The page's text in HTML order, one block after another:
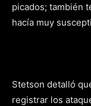
picados; también
hacía muy
Stetson detalló
registrar los